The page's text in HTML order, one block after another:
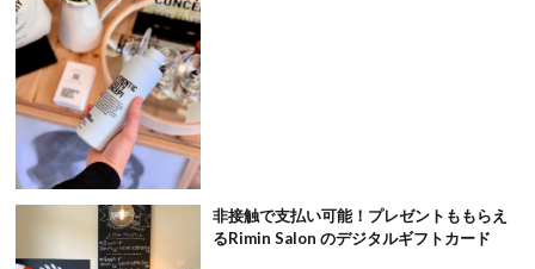
非接触で支払い可能！プレゼントももらえ
るRimin Salon のデジタルギフトカード